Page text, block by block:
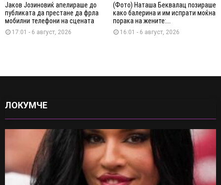
Јаков Јозиновиќ апелираше до
публиката да престане да фрла
мобилни телефони на сцената
17:01 - 6 август, 2026
(Фото) Наташа Беквалац позираше
како балерина и им испрати моќна
порака на жените:...
16:01 - 6 август, 2026
ЛОКУМЧЕ